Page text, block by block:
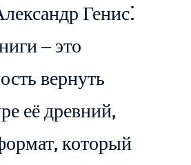
Генис:
– это
вернуть
её древний,
который